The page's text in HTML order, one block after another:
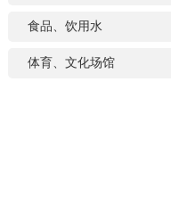
食品、饮用水
体育、文化场馆